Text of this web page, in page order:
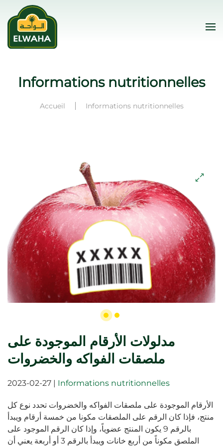
Skip to main content
Informations nutritionnelles
Accueil Informations nutritionnelles
مدلولات الأرقام الموجودة على
ملصقات الفواكه والخضروات
2023-02-27 | Informations nutritionnelles
الأرقام الموجودة على ملصقات الفواكه والخضروات تحدد نوع كل
منتج، فإذا كان الرقم على الملصقات مكونا من خمسة أرقام ويبدأ
بالرقم 9 يكون المنتج عضوياً، وإذا كان الرقم الموجود على
الملصق مكوناً من أربع خانات ويبدأ بالرقم 3 أو أربعة يعني أن